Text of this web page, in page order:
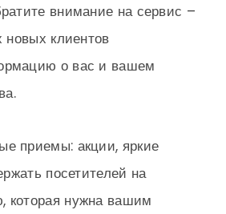
внимание на сервис –
новых клиентов
о вас и вашем
приемы: акции, яркие
посетителей на
которая нужна вашим